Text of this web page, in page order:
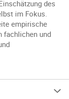
des
im Fokus.
empirische
fachlichen und